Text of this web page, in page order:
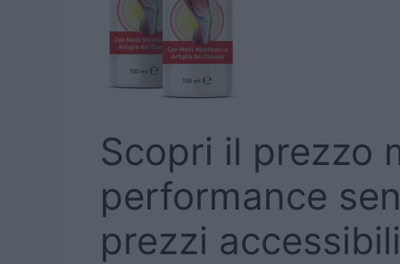
Scopri il prezzo
performance
prezzi